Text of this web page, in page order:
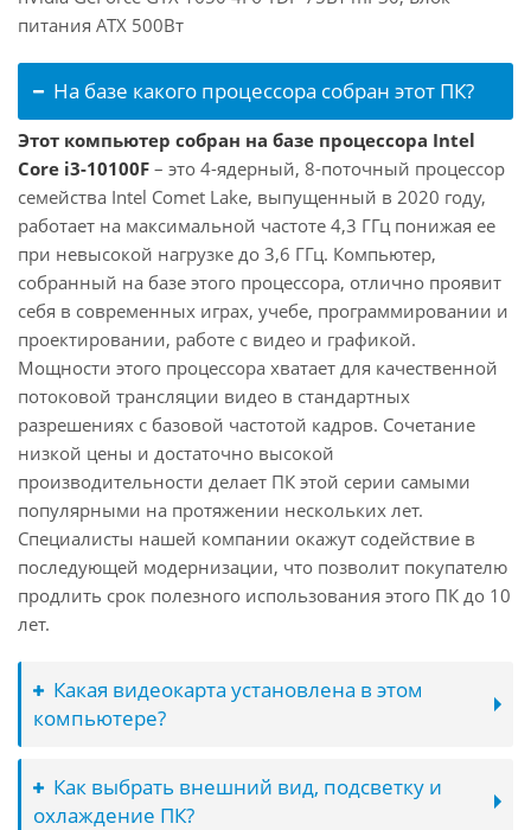
питания ATX 500Вт
На базе какого процессора собран этот ПК?
Этот компьютер собран на базе процессора Intel
Core i3-10100F – это 4-ядерный, 8-поточный процессор
семейства Intel Comet Lake, выпущенный в 2020 году,
работает на максимальной частоте 4,3 ГГц понижая ее
при невысокой нагрузке до 3,6 ГГц. Компьютер,
собранный на базе этого процессора, отлично проявит
себя в современных играх, учебе, программировании и
проектировании, работе с видео и графикой.
Мощности этого процессора хватает для качественной
потоковой трансляции видео в стандартных
разрешениях с базовой частотой кадров. Сочетание
низкой цены и достаточно высокой
производительности делает ПК этой серии самыми
популярными на протяжении нескольких лет.
Специалисты нашей компании окажут содействие в
последующей модернизации, что позволит покупателю
продлить срок полезного использования этого ПК до 10
лет.
Какая видеокарта установлена в этом
компьютере?
Как выбрать внешний вид, подсветку и
охлаждение ПК?